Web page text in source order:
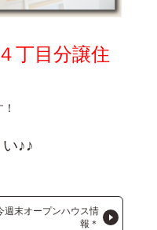
丁目分譲住
♪♪
週末オープンハウス情
報＊